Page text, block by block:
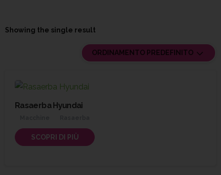
Showing the single result
ORDINAMENTO PREDEFINITO
Rasaerba Hyundai
SCOPRI DI PIÙ